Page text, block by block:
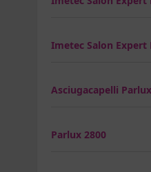
Imetec Salon Expert
Asciugacapelli Parlux
Parlux 2800